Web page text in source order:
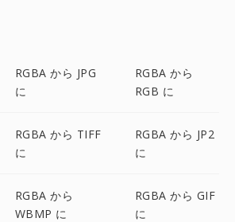
RGBA から JPG
に
RGBA から
RGB に
RGBA から TIFF
に
RGBA から JP2
に
RGBA から
WBMP に
RGBA から GIF
に